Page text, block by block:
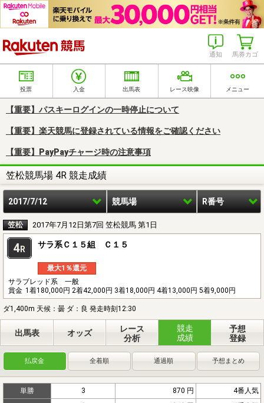
馬券カゴ
通知
投票 入金 出馬表 レース映像 メニュー
【重要】パスキーログインの一時停止について
【重要】楽天競馬に登録されている情報をご確認ください
【重要】PayPayチャージ時の注意事項
笠松競馬場 4R 競走成績
2017/7/12 競馬場 R番号
笠松 2017年7月12日第7回 笠松競馬 第1日
4R サラ系Ｃ１５組 Ｃ１５
最大1％還元
サラブレッド系 一般
賞金 1着180,000円 2着42,000円 3着18,000円 4着13,000円 5着9,000円
ダ1,400m 天候：曇 ダ：良 発走時刻12:30
出馬表 オッズ
レース
分析
競走
成績
予想
登録
払戻金 全着順 通過順 予想まとめ
単勝 3 870 円 4番人気